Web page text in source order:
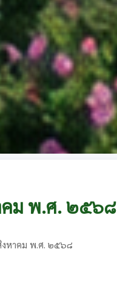
คม พ.ศ. ๒๕๖๘
งหาคม พ.ศ. ๒๕๖๘